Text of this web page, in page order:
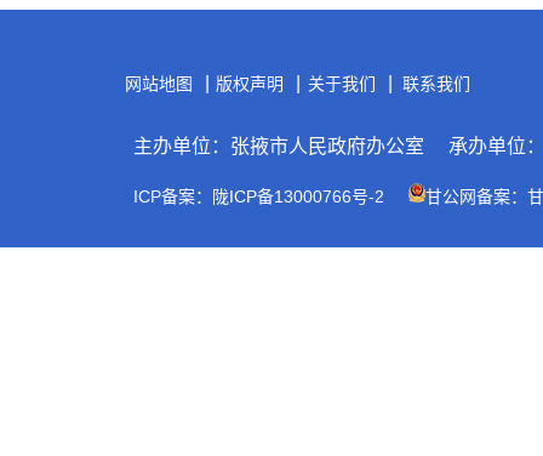
网站地图 版权声明 关于我们 联系我们
主办单位：张掖市人民政府办公室 承办单位
ICP备案：陇ICP备13000766号-2 甘公网备案：